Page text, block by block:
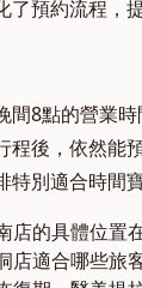
預約流程，
間8點的營業
程後，依然能
別適合時間
店的具體位置
店適合哪些旅